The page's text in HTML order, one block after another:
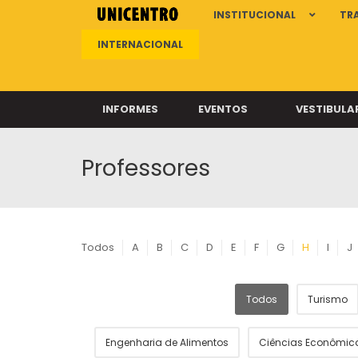
INSTITUCIONAL
INTERNACIONAL
INFORMES EVENTOS
Professores
Todos A B C D E F G H I J
Todos Turismo
Engenharia de Alimentos Ciências